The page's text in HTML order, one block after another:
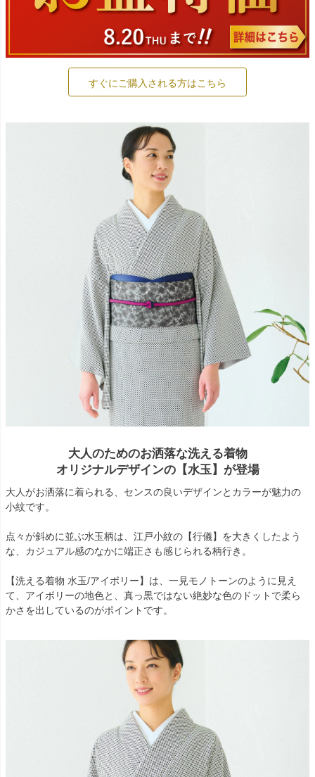
すぐにご購入される方はこちら
大人のためのお洒落な洗える着物
オリジナルデザインの【水玉】が登場
大人がお洒落に着られる、センスの良いデザインとカラーが魅力の
小紋です。
点々が斜めに並ぶ水玉柄は、江戸小紋の【行儀】を大きくしたよう
な、カジュアル感のなかに端正さも感じられる柄行き。
【洗える着物 水玉/アイボリー】は、一見モノトーンのように見え
て、アイボリーの地色と、真っ黒ではない絶妙な色のドットで柔ら
かさを出しているのがポイントです。